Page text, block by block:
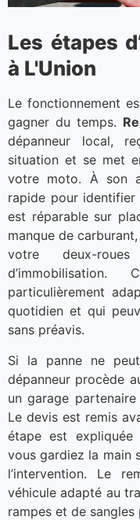
Les étapes
à L'Union
Le fonctionnement
gagner du temps.
dépanneur local,
situation et se met
votre moto. À son
rapide pour identifier
est réparable sur
manque de
votre deux-
particulièrement
quotidien et qui
sans préavis.
Si la panne ne
dépanneur procède
un garage
Le devis est remis
étape est expliquée
vous gardiez la main
l’intervention. Le
véhicule adapté au
rampes et de sangles